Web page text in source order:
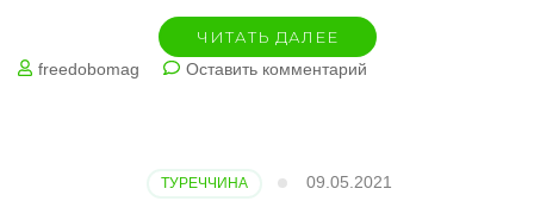
ЧИТАТЬ ДАЛЕЕ
freedobomag
Оставить комментарий
приймати
ТУРЕЧЧИНА 09.05.2021